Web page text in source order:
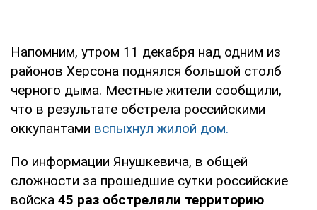
Напомним, утром 11 декабря над одним из
районов Херсона поднялся большой столб
черного дыма. Местные жители сообщили,
что в результате обстрела российскими
оккупантами вспыхнул жилой дом.
По информации Янушкевича, в общей
сложности за прошедшие сутки российские
войска 45 раз обстреляли территорию